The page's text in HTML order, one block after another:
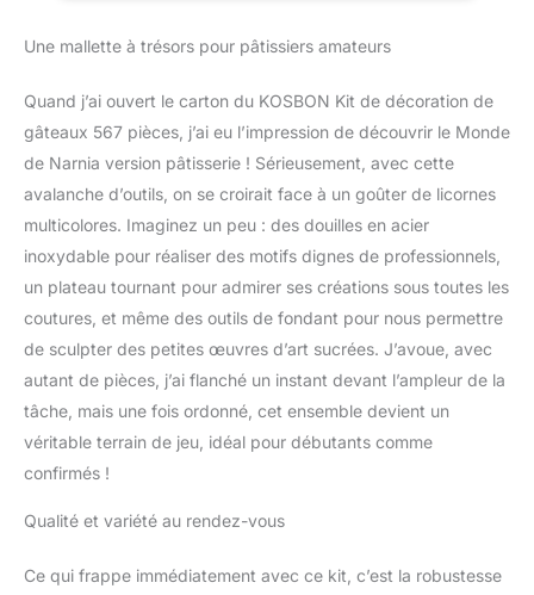
débutants et
chocolat, drapeau à
moules à muffins,
moules en papier, stylos
sculptés, pointes de
drapeaux, embouts
russes, ensembles de
grattoirs, sacs en
silicone, coupelles
russes, coupelles ciong,
grattoir à crème, spatule
droite et coudée, pelle à
gâteau, couteau à
gâteau, lisseur à gâteau.
ther,Planche à gâteau
Papier sulfurisé.Flower
plaques, tableau
alimentaire de haute
Une mallette à trésors pour pâtissiers amateurs
Quand j’ai ouvert le carton du KOSBON Kit de décoration de
gâteaux 567 pièces, j’ai eu l’impression de découvrir le Monde
de Narnia version pâtisserie ! Sérieusement, avec cette
avalanche d’outils, on se croirait face à un goûter de licornes
multicolores. Imaginez un peu : des douilles en acier
inoxydable pour réaliser des motifs dignes de professionnels,
un plateau tournant pour admirer ses créations sous toutes les
coutures, et même des outils de fondant pour nous permettre
de sculpter des petites œuvres d’art sucrées. J’avoue, avec
autant de pièces, j’ai flanché un instant devant l’ampleur de la
tâche, mais une fois ordonné, cet ensemble devient un
véritable terrain de jeu, idéal pour débutants comme
confirmés !
Qualité et variété au rendez-vous
Ce qui frappe immédiatement avec ce kit, c’est la robustesse